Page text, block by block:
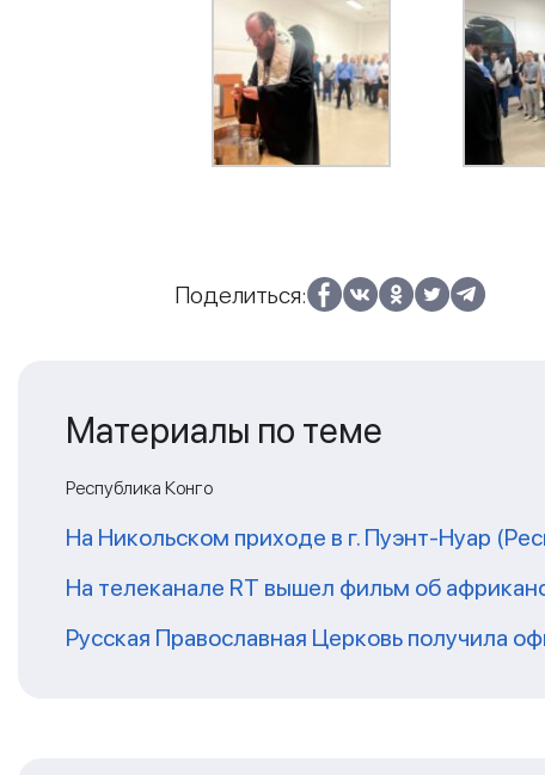
Поделиться:
Материалы по теме
Республика Конго
На Никольском приходе в г. Пуэнт-Нуар
На телеканале RT вышел фильм об
Русская Православная Церковь получила